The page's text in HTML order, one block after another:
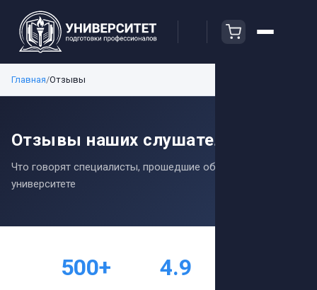
Главная/Отзывы
Отзывы наших слушателей
Что говорят специалисты, прошедшие обучение в нашем
университете
500+ 4.9